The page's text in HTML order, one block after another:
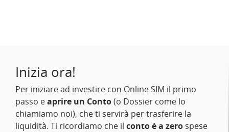
Inizia ora!
Per iniziare ad investire con Online SIM il primo
passo eaprire un Conto(o Dossier come lo
chiamiamo noi), che ti servirà per trasferire la
liquidità. Ti ricordiamo che il conto è a zero spese